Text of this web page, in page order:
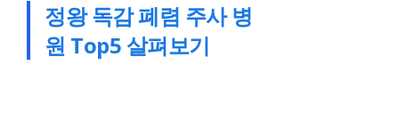
정왕 독감 폐렴 주사 병
원 Top5 살펴보기